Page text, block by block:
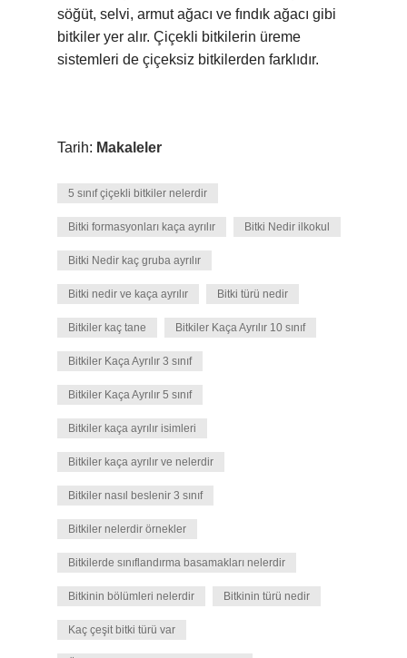
söğüt, selvi, armut ağacı ve fındık ağacı gibi
bitkiler yer alır. Çiçekli bitkilerin üreme
sistemleri de çiçeksiz bitkilerden farklıdır.
Tarih: Makaleler
5 sınıf çiçekli bitkiler nelerdir
Bitki formasyonları kaça ayrılır Bitki Nedir ilkokul
Bitki Nedir kaç gruba ayrılır
Bitki nedir ve kaça ayrılır Bitki türü nedir
Bitkiler kaç tane Bitkiler Kaça Ayrılır 10 sınıf
Bitkiler Kaça Ayrılır 3 sınıf
Bitkiler Kaça Ayrılır 5 sınıf
Bitkiler kaça ayrılır isimleri
Bitkiler kaça ayrılır ve nelerdir
Bitkiler nasıl beslenir 3 sınıf
Bitkiler nelerdir örnekler
Bitkilerde sınıflandırma basamakları nelerdir
Bitkinin bölümleri nelerdir Bitkinin türü nedir
Kaç çeşit bitki türü var